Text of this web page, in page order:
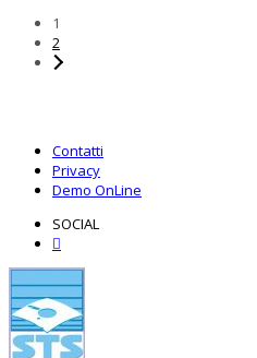
1
2
Contatti
Privacy
Demo OnLine
SOCIAL